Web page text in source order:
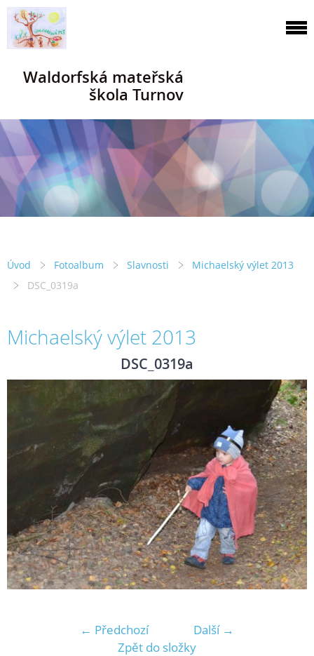
Waldorfská mateřská
škola Turnov
Úvod Fotoalbum Slavnosti
Michaelský výlet 2013
DSC_0319a
Michaelský výlet 2013
DSC_0319a
← Předchozí
Další →
Zpět do složky